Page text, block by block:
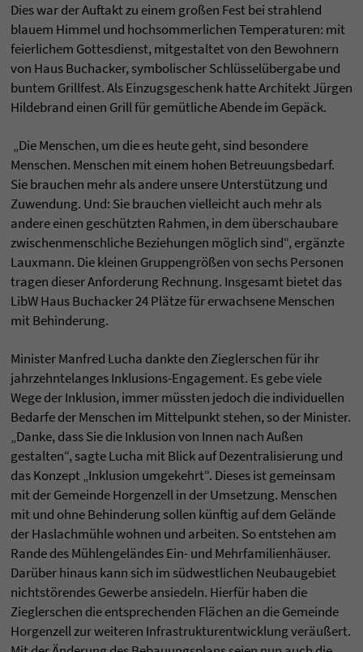
Dies war der Auftakt zu einem großen Fest bei strahlend
blauem Himmel und hochsommerlichen Temperaturen: mit
feierlichem Gottesdienst, mitgestaltet von den Bewohnern
von Haus Buchacker, symbolischer Schlüsselübergabe und
buntem Grillfest. Als Einzugsgeschenk hatte Architekt Jürgen
Hildebrand einen Grill für gemütliche Abende im Gepäck.
„Die Menschen, um die es heute geht, sind besondere
Menschen. Menschen mit einem hohen Betreuungsbedarf.
Sie brauchen mehr als andere unsere Unterstützung und
Zuwendung. Und: Sie brauchen vielleicht auch mehr als
andere einen geschützten Rahmen, in dem überschaubare
zwischenmenschliche Beziehungen möglich sind“, ergänzte
Lauxmann. Die kleinen Gruppengrößen von sechs Personen
tragen dieser Anforderung Rechnung. Insgesamt bietet das
LibW Haus Buchacker 24 Plätze für erwachsene Menschen
mit Behinderung.
Minister Manfred Lucha dankte den Zieglerschen für ihr
jahrzehntelanges Inklusions-Engagement. Es gebe viele
Wege der Inklusion, immer müssten jedoch die individuellen
Bedarfe der Menschen im Mittelpunkt stehen, so der Minister.
„Danke, dass Sie die Inklusion von Innen nach Außen
gestalten“, sagte Lucha mit Blick auf Dezentralisierung und
das Konzept „Inklusion umgekehrt“. Dieses ist gemeinsam
mit der Gemeinde Horgenzell in der Umsetzung. Menschen
mit und ohne Behinderung sollen künftig auf dem Gelände
der Haslachmühle wohnen und arbeiten. So entstehen am
Rande des Mühlengeländes Ein- und Mehrfamilienhäuser.
Darüber hinaus kann sich im südwestlichen Neubaugebiet
nichtstörendes Gewerbe ansiedeln. Hierfür haben die
Zieglerschen die entsprechenden Flächen an die Gemeinde
Horgenzell zur weiteren Infrastrukturentwicklung veräußert.